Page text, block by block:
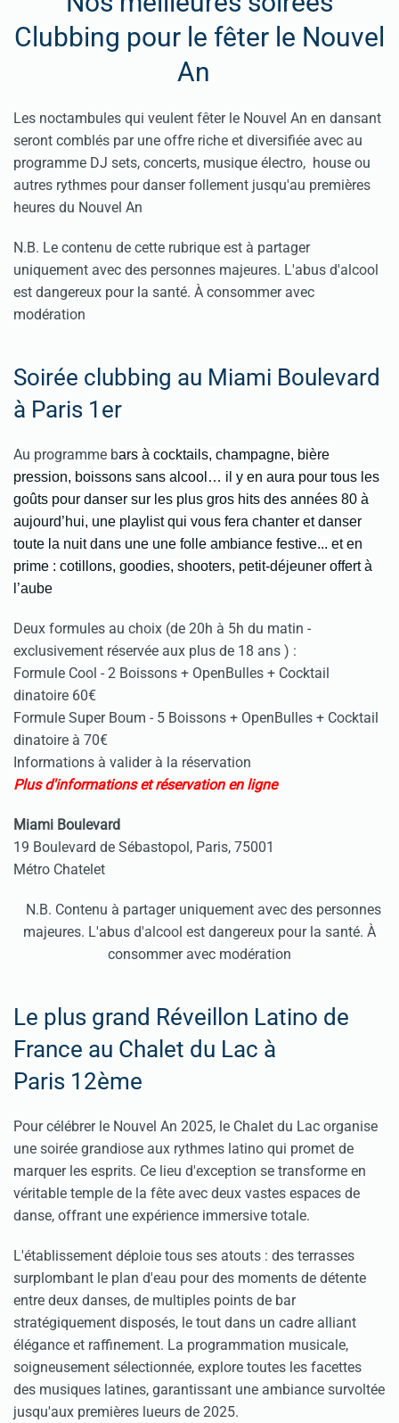
Clubbing pour le fêter le Nouvel
An
Les noctambules qui veulent fêter le Nouvel An en dansant
seront comblés par une offre riche et diversifiée avec au
programme DJ sets, concerts, musique électro, house ou
autres rythmes pour danser follement jusqu'au premières
heures du Nouvel An
N.B. Le contenu de cette rubrique est à partager
uniquement avec des personnes majeures. L'abus d'alcool
est dangereux pour la santé. À consommer avec
modération
Soirée clubbing au Miami Boulevard
à Paris 1er
Au programme bars à cocktails, champagne, bière
pression, boissons sans alcool… il y en aura pour tous les
goûts pour danser sur l es plus gros hits des années 80 à
aujourd’hui, une playlist qui vous fera chanter et danser
toute la nuit dans une une folle ambiance festive... et en
prime : cotillons, goodies, shooters, petit-déjeuner offert à
l’aube
Deux formules au choix (de 20h à 5h du matin -
exclusivement réservée aux plus de 18 ans ) :
Formule Cool - 2 Boissons + OpenBulles + Cocktail
dinatoire 60€
Formule Super Boum - 5 Boissons + OpenBulles + Cocktail
dinatoire à 70€
Informations à valider à la réservation
Plus d'informations et réservation en ligne
Miami Boulevard
19 Boulevard de Sébastopol, Paris, 75001
Métro Chatelet
N.B. Contenu à partager uniquement avec des personnes
majeures. L'abus d'alcool est dangereux pour la santé. À
consommer avec modération
Le plus grand Réveillon Latino de
France au Chalet du Lac à
Paris 12ème
Pour célébrer le Nouvel An 2025, le Chalet du Lac organise
une soirée grandiose aux rythmes latino qui promet de
marquer les esprits. Ce lieu d'exception se transforme en
véritable temple de la fête avec deux vastes espaces de
danse, offrant une expérience immersive totale.
L'établissement déploie tous ses atouts : des terrasses
surplombant le plan d'eau pour des moments de détente
entre deux danses, de multiples points de bar
stratégiquement disposés, le tout dans un cadre alliant
élégance et raffinement. La programmation musicale,
soigneusement sélectionnée, explore toutes les facettes
des musiques latines, garantissant une ambiance survoltée
jusqu'aux premières lueurs de 2025.